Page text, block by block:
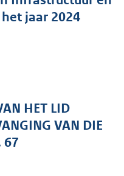
g
r
3
K
b
jaar 2024
HET LID
VAN DIE
67